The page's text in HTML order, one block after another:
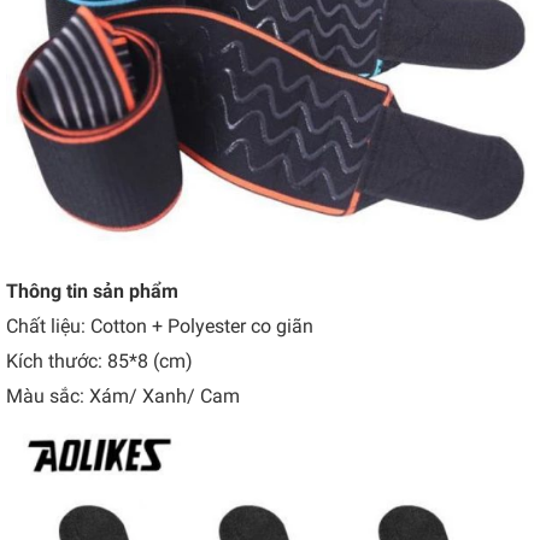
Thông tin sản phẩm
Chất liệu: Cotton + Polyester co giãn
Kích thước: 85*8 (cm)
Màu sắc: Xám/ Xanh/ Cam